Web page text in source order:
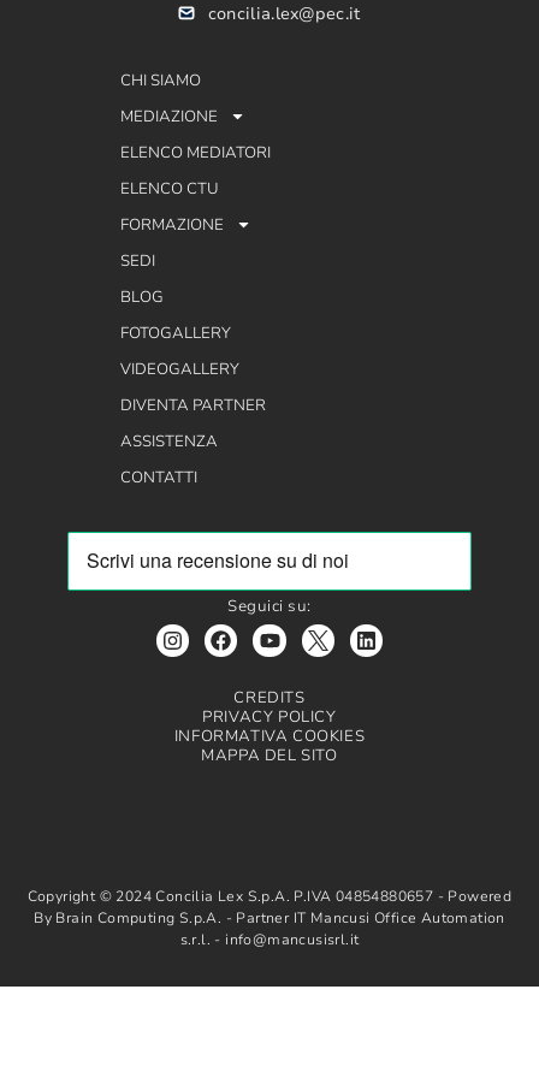
concilia.lex@pec.it
CHI SIAMO
MEDIAZIONE
ELENCO MEDIATORI
ELENCO CTU
FORMAZIONE
SEDI
BLOG
FOTOGALLERY
VIDEOGALLERY
DIVENTA PARTNER
ASSISTENZA
CONTATTI
Seguici su:
CREDITS
PRIVACY POLICY
INFORMATIVA COOKIES
MAPPA DEL SITO
Copyright © 2024 Concilia Lex S.p.A. P.IVA 04854880657 - Powered
By Brain Computing S.p.A. - Partner IT Mancusi Office Automation
s.r.l. - info@mancusisrl.it